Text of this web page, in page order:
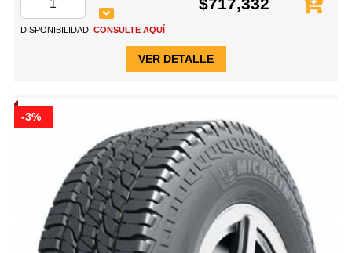
$717,332
DISPONIBILIDAD: CONSULTE AQUÍ
VER DETALLE
-3%